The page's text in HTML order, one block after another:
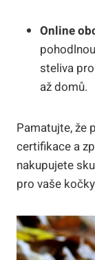
Online
steliva
až domů.
Pamatujte, že
certifikace a
nakupujete
pro vaše